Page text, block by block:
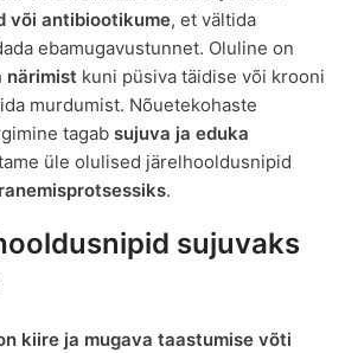
või antibiootikume, et vältida
ebamugavustunnet. Oluline on
närimist kuni püsiva täidise või krooni
murdumist. Nõuetekohaste
tagab sujuva ja eduka
üle olulised järelhooldusnipid
.
sujuvaks
kiire ja mugava taastumise võti